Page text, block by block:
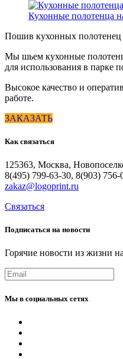
Кухонные полотенца
Пошив кухонных
Мы шьем кухонные
для использования в парке
Высокое качество и
работе.
ЗАКАЗАТЬ
Как связаться
125363, Москва,
8(495) 799-63-30, 8(903) 756-
zakaz@logoprint.ru
Связаться
Подписаться на новости
Горячие новости из жизни
Мы в социальных сетях